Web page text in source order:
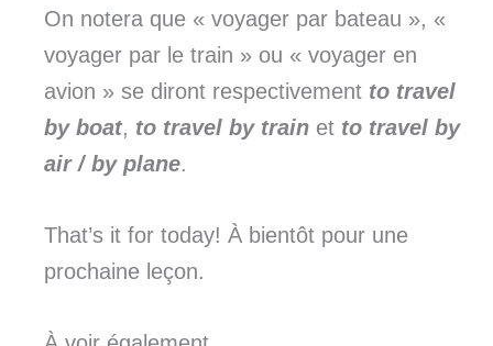
On notera que « voyager par bateau », «
voyager par le train » ou « voyager en
avion » se diront respectivement to travel
by boat, to travel by train et to travel by
air / by plane.
That’s it for today! À bientôt pour une
prochaine leçon.